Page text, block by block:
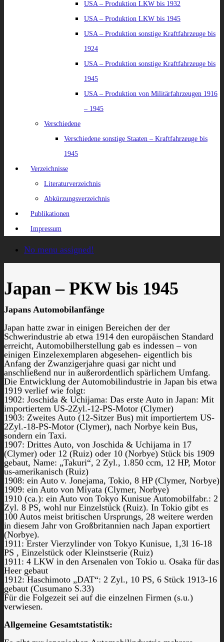
USA – Produktion LKW bis 1932
USA – Produktion LKW bis 1945
USA – Produktion sonstige Kraftfahrzeuge bis
1924
USA – Produktion sonstige Kraftfahrzeuge bis
1945
USA – Produktion von Militärfahrzeugen 1916
– 1945
Verschiedene
Verschiedene sonstige Staaten – Kraftfahrzeuge bis
1945
Verzeichnisse
Literaturverzeichnis
Abkürzungsverzeichnis
Publikationen
Impressum
No menu assigned!
Japan – PKW bis 1945
Japans Automobilanfänge
Japan hatte zwar in einigen Bereichen der der
Schwerindustrie ab etwa 1914 den europäischen Standard
erreicht, Automobilherstellung gab es indessen – von
einigen Einzelexemplaren abgesehen- eigentlich bis
Anfang der Zwanzigerjahre quasi gar nicht und
anschließend nur in außerordentlich spärlichem Umfang.
Die Entwicklung der Automobilindustrie in Japan bis etwa
1919 verlief wie folgt:
1902: Joschida & Uchijama: Das erste Auto in Japan: Mit
importiertem US-2Zyl.-12-PS-Motor (Clymer)
1903: Zweites Auto (12-Sitzer Bus) mit importiertem US-
2Zyl.-18-PS-Motor (Clymer), nach Norbye kein Bus,
sondern ein Taxi.
1907: Drittes Auto, von Joschida & Uchijama in 17
(Clymer) oder 12 (Ruiz) oder 10 (Norbye) Stück bis 1909
gebaut, Name: „Takuri“, 2 Zyl., 1.850 ccm, 12 HP, Motor
us-amerikanisch (Ruiz)
1908: ein Auto v. Jonejama, Tokio, 8 HP (Clymer, Norbye)
1909: ein Auto von Miyata (Clymer, Norbye)
1910 (ca.): ein Auto von Tokyo Kunisue Automobilfabr.: 2
Zyl. 8 PS, wohl nur Einzelstück (Ruiz). In Tokio gibt es
100 Autos meist britischen Ursprungs, 28 weitere werden
in diesem Jahr von Großbritannien nach Japan exportiert
(Norbye).
1911: Erster Vierzylinder von Tokyo Kunisue, 1,3l 16-18
PS , Einzelstück oder Kleinstserie (Ruiz)
1911: 4 LKW in den Arsenalen von Tokio u. Osaka für das
Heer gebaut
1912: Haschimoto „DAT“: 2 Zyl., 10 PS, 6 Stück 1913-16
gebaut (Cusumano S.33)
Für die Folgezeit sei auf die einzelnen Firmen (s.u.)
verwiesen.
Allgemeine Gesamtstatistik: